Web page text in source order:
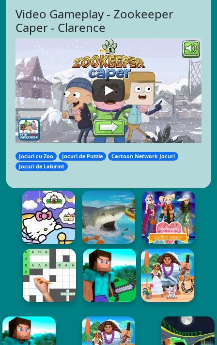
Video Gameplay - Zookeeper
Caper - Clarence
Jocuri cu Zoo Jocuri de Puzzle
Cartoon Network Jocuri
Jocuri de Labirint